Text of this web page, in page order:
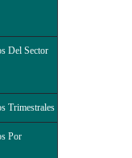
Del Sector
Trimestrales
Por